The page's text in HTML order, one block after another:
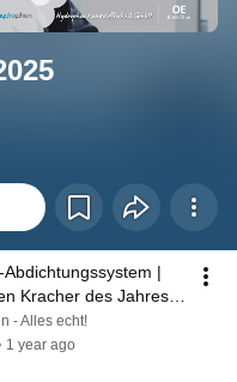
Abdichtungssystem |
Kracher des Jahres
🚀
- Alles echt!
1 year ago